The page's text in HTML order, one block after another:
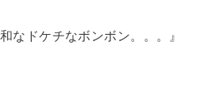
なドケチなボンボン。。。』